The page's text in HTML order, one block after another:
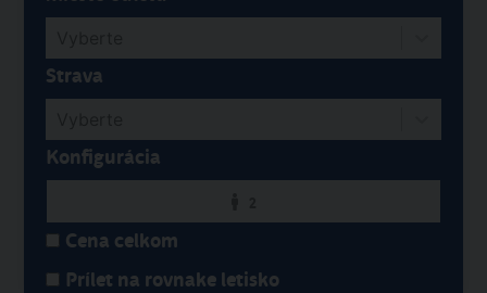
Strava
Konfigurácia
Cena celkom
Prílet na rovnake letisko